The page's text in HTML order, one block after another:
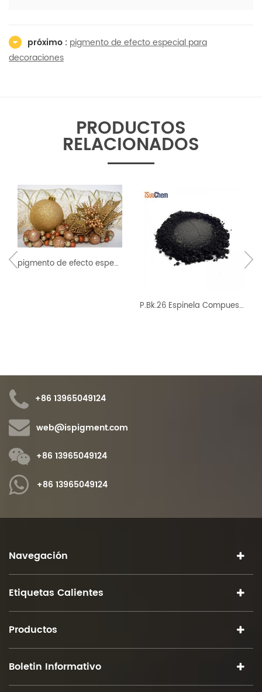
próximo : pigmento de efecto especial para
decoraciones
PRODUCTOS
RELACIONADOS
pigmento de efecto especial para decoraciones
P.Bk.26 Espinela Compuesto inorgánico Ferromanganeso Pigmento Manganeso hierro negro
+86 13965049124
web@ispigment.com
+86 13965049124
+86 13965049124
Navegación
Etiquetas Calientes
Productos
Boletin Informativo